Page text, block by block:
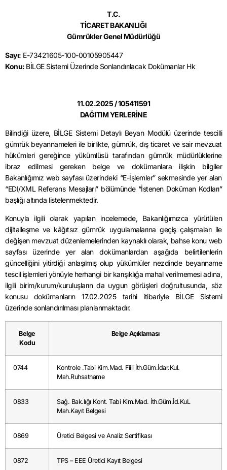
T.C.
TİCARET BAKANLIĞI
Gümrükler Genel Müdürlüğü
Sayı: E-73421605-100-00105905447
Konu: BİLGE Sistemi Üzerinde Sonlandırılacak Dokümanlar Hk
11.02.2025 / 105411591
DAĞITIM YERLERİNE
Bilindiği üzere, BİLGE Sistemi Detaylı Beyan Modülü üzerinde tescilli
gümrük beyannameleri ile birlikte, gümrük, dış ticaret ve sair mevzuat
hükümleri gereğince yükümlüsü tarafından gümrük müdürlüklerine
ibraz edilmesi gereken belge ve dokümanlara ilişkin bilgiler
Bakanlığımız web sayfası üzerindeki “E-İşlemler” sekmesinde yer alan
“EDI/XML Referans Mesajları” bölümünde “İstenen Doküman Kodları”
başlığı altında listelenmektedir.
Konuyla ilgili olarak yapılan incelemede, Bakanlığımızca yürütülen
dijitalleşme ve kâğıtsız gümrük uygulamalarına geçiş çalışmaları ile
değişen mevzuat düzenlemelerinden kaynaklı olarak, bahse konu web
sayfası üzerinde yer alan dokümanlardan aşağıda belirtilenlerin
güncelliğini yitirdiği anlaşılmış olup yükümlüler nezdinde beyanname
tescil işlemleri yönüyle herhangi bir karışıklığa mahal verilmemesi adına,
ilgili birim/kurum/kuruluşların da uygun görüşleri doğrultusunda, söz
konusu dokümanların 17.02.2025 tarihi itibariyle BİLGE Sistemi
üzerinde sonlandırılması planlanmaktadır.
Belge
Kodu
Belge Açıklaması
0744
Kontrole .Tabi Kim.Mad. Fiili İth.Güm.İdar.Kul.
Mah.Ruhsatname
0833
Sağ. Bak.lığı Kont. Tabi Kim.Mad. İth.Güm.İd.KuL
Mah.Kayıt Belgesi
0869 Üretici Belgesi ve Analiz Sertifikası
0872 TPS – EEE Üretici Kayıt Belgesi